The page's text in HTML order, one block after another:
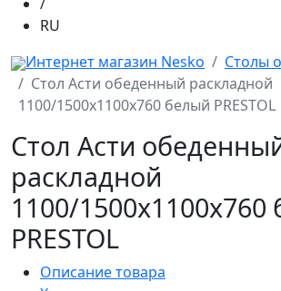
RU
Интернет магазин Nesko
Столы
Стол Асти обеденный раскладной
1100/1500x1100x760 белый PRESTOL
Стол Асти
раскладной
1100/1500x1100x760
PRESTOL
Описание товара